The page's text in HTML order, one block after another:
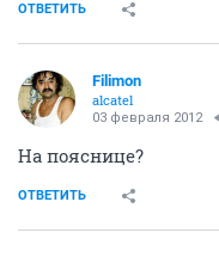
ОТВЕТИТЬ
Filimon
alcatel
03 февраля 2012
На пояснице?
ОТВЕТИТЬ